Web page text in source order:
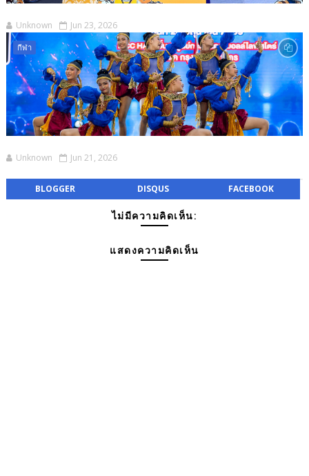
Unknown Jun 23, 2026
กีฬา
Unknown Jun 21, 2026
BLOGGER DISQUS FACEBOOK
ไม่มีความคิดเห็น:
แสดงความคิดเห็น